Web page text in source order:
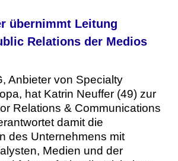
übernimmt Leitung
Relations der Medios
Anbieter von Specialty
hat Katrin Neuffer (49) zur
Relations & Communications
damit die
des Unternehmens mit
Medien und der